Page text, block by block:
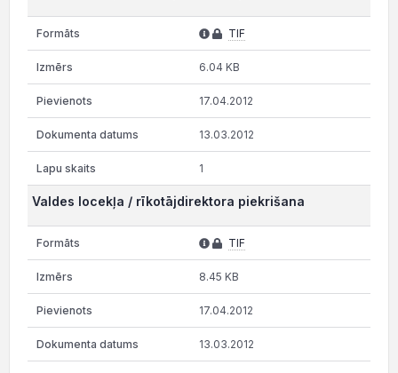
TIF
6.04 KB
17.04.2012
13.03.2012
1
Valdes locekļa / rīkotājdirektora piekrišana
TIF
8.45 KB
17.04.2012
13.03.2012